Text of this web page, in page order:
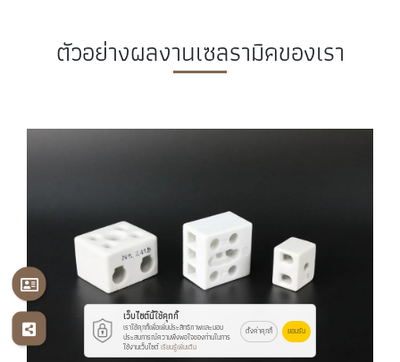
ตัวอย่างผลงานเซลรามิคของเรา
เว็บไซต์นี้ใช้คุกกี้
เราใช้คุกกี้เพื่อเพิ่มประสิทธิภาพและมอบ
ประสบการณ์ความพึงพอใจของท่านในการ
ใช้งานเว็บไซต์เรียนรู้เพิ่มเติม
ตั้งค่าคุกกี้ ยอมรับ